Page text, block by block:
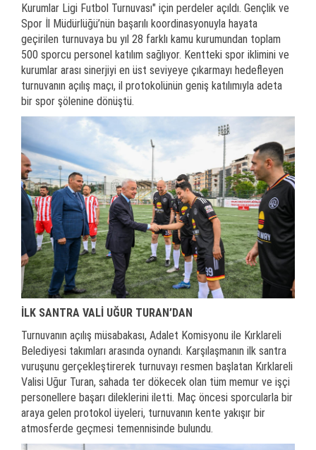
Kurumlar Ligi Futbol Turnuvası" için perdeler açıldı. Gençlik ve
Spor İl Müdürlüğü’nün başarılı koordinasyonuyla hayata
geçirilen turnuvaya bu yıl 28 farklı kamu kurumundan toplam
500 sporcu personel katılım sağlıyor. Kentteki spor iklimini ve
kurumlar arası sinerjiyi en üst seviyeye çıkarmayı hedefleyen
turnuvanın açılış maçı, il protokolünün geniş katılımıyla adeta
bir spor şölenine dönüştü.
İLK SANTRA VALİ UĞUR TURAN’DAN
Turnuvanın açılış müsabakası, Adalet Komisyonu ile Kırklareli
Belediyesi takımları arasında oynandı. Karşılaşmanın ilk santra
vuruşunu gerçekleştirerek turnuvayı resmen başlatan Kırklareli
Valisi Uğur Turan, sahada ter dökecek olan tüm memur ve işçi
personellere başarı dileklerini iletti. Maç öncesi sporcularla bir
araya gelen protokol üyeleri, turnuvanın kente yakışır bir
atmosferde geçmesi temennisinde bulundu.